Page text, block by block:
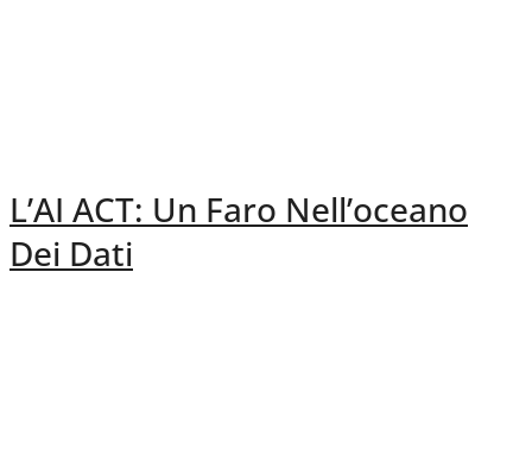
L’AI ACT: Un Faro Nell’oceano
Dei Dati